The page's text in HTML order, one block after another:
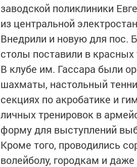
заводской поликлиники
из центральной
Внедрили и новую для пос.
столы поставили в красных
В клубе им. Гассара были
шахматы, настольный
секциях по акробатике и
личных тренировок в
форму для выступлений
Кроме того, проводились
волейболу, городкам и